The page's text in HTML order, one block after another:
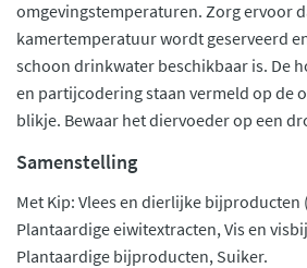
omgevingstemperaturen. Zorg ervoor
kamertemperatuur wordt geserveerd
schoon drinkwater beschikbaar is. De
en partijcodering staan vermeld op de
blikje. Bewaar het diervoeder op een
Samenstelling
Met Kip: Vlees en dierlijke bijproducten
Plantaardige eiwitextracten, Vis en
Plantaardige bijproducten, Suiker.